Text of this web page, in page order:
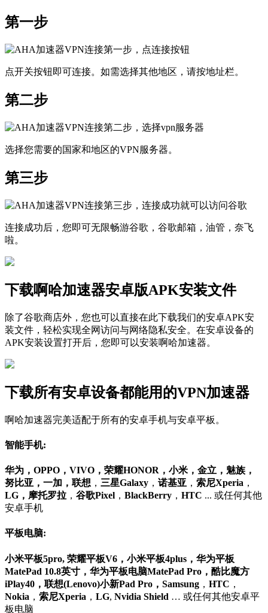
第一步
点开关按钮即可连接。如需选择其他地区，请按地址栏。
第二步
选择您需要的国家和地区的VPN服务器。
第三步
连接成功后，您即可无限畅游谷歌，谷歌邮箱，油管，奈飞
啦。
下载啊哈加速器安卓版APK安装文件
除了谷歌商店外，您也可以直接在此下载我们的安卓APK安
装文件，轻松实现全网访问与网络隐私安全。在安卓设备的
APK安装设置打开后，您即可以安装啊哈加速器。
下载所有安卓设备都能用的VPN加速器
啊哈加速器完美适配于所有的安卓手机与安卓平板。
智能手机:
华为，OPPO，VIVO，荣耀HONOR，小米，金立，魅族，
努比亚，一加，联想 ， 三星Galaxy ， 诺基亚 ， 索尼Xperia ，
LG，摩托罗拉 ， 谷歌Pixel ， BlackBerry ， HTC ... 或任何其他
安卓手机
平板电脑:
小米平板5pro, 荣耀平板V6，小米平板4plus，华为平板
MatePad 10.8英寸，华为平板电脑MatePad Pro，酷比魔方
iPlay40，联想(Lenovo)小新Pad Pro，Samsung ， HTC ，
Nokia ， 索尼Xperia ， LG, Nvidia Shield … 或任何其他安卓平
板电脑